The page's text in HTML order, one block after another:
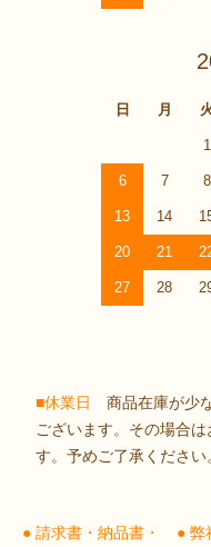
日 月
1
6 7 8
13 14
20 21
27 28
■休業日
商品在庫が少
ございます。その場合
す。予めご了承ください
● 請求書・納品書・
● 弊